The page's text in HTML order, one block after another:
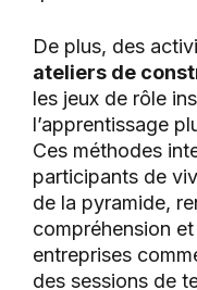
De plus, des
ateliers de
les jeux de rôle
l’apprentissage
Ces méthodes
participants de
de la pyramide,
compréhension
entreprises
des sessions de